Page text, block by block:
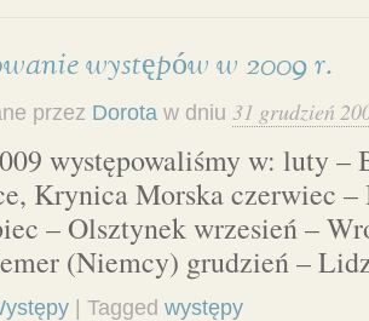
występów w 2009 r.
przez Dorota w dniu 31 grudzień
występowaliśmy w: luty –
Krynica Morska czerwiec –
– Olsztynek wrzesień –
(Niemcy) grudzień –
| Tagged występy